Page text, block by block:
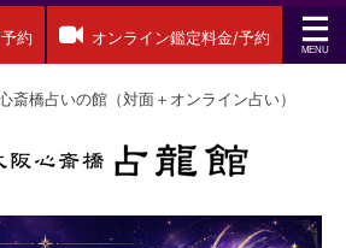
約 オンライン鑑定料金/予約
斎橋占いの館（対面＋オンライン占い）